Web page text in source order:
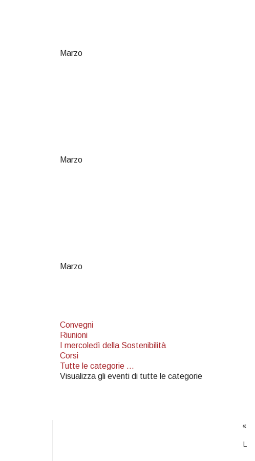
Marzo
Marzo
Marzo
Convegni
Riunioni
I mercoledì della Sostenibilità
Corsi
Tutte le categorie ...
Visualizza gli eventi di tutte le categorie
«
L